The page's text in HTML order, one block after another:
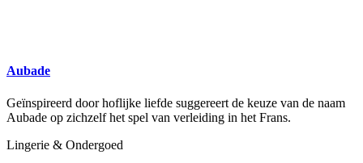
Aubade
Geïnspireerd door hoflijke liefde suggereert de keuze van de naam
Aubade op zichzelf het spel van verleiding in het Frans.
Lingerie & Ondergoed